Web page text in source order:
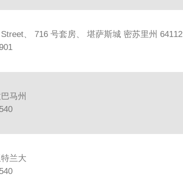
、 716 号套房、 堪萨斯城 密苏里州 64112
马州
兰大